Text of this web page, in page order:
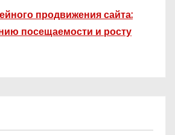
продвижения сайта:
посещаемости и росту